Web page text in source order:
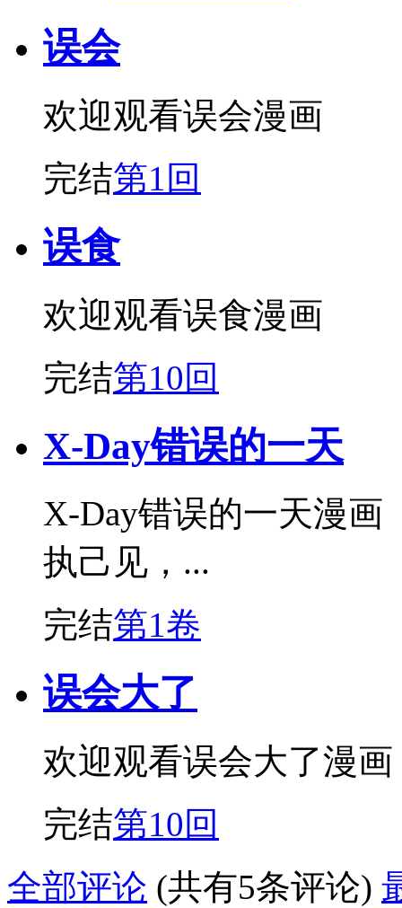
误会
欢迎观看误会漫画
完结第1回
误食
欢迎观看误食漫画
完结第10回
X-Day错误的一天
X-Day错误的一天漫画
执己见，...
完结第1卷
误会大了
欢迎观看误会大了漫画
完结第10回
全部评论 (共有5条评论)